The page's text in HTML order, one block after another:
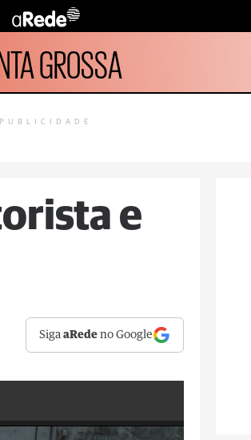
GROSSA
PUBLICIDADE
e
SigaaRede no Google